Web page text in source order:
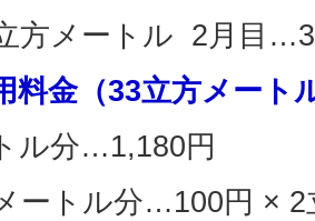
方メートル 2月目
料金（33立方メート
ル分…1,180円
ートル分…100円 × 2